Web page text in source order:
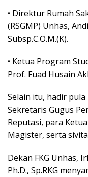
• Direktur Rumah
(RSGMP) Unhas,
Subsp.C.O.M.(K).
• Ketua Program
Prof. Fuad Husain
Selain itu, hadir
Sekretaris Gugus
Reputasi, para
Magister, serta
Dekan FKG Unhas,
Ph.D., Sp.RKG